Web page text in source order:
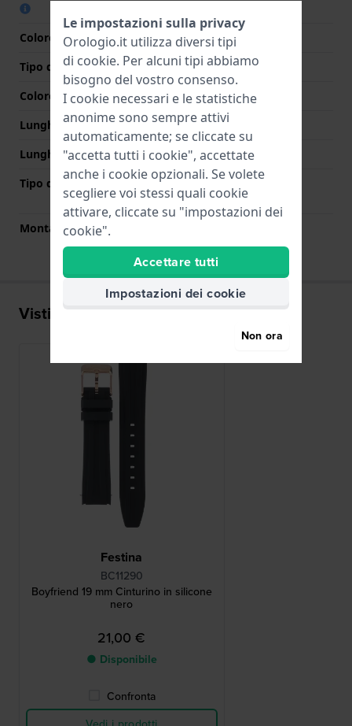
Colore cinturino
Nero
Tipo di chiusura
Fibbia
Colore Chiusura
Oro rosa
Lunghezza Parte Superiore
80 mm
Lunghezza Parte Inferiore
115 mm
Tipo di montatura
Perni a molla a sgancio
rapido
Montatura dritta
Visti di recente
Festina
BC11290
Boyfriend 19 mm Cinturino in silicone
nero
21,00 €
● Disponibile
Confronta
Le impostazioni sulla privacy
Orologio.it utilizza diversi tipi
di cookie. Per alcuni tipi abbiamo
bisogno del vostro consenso.
I cookie necessari e le statistiche
anonime sono sempre attivi
automaticamente; se cliccate su
"accetta tutti i cookie", accettate
anche i cookie opzionali. Se volete
scegliere voi stessi quali cookie
attivare, cliccate su "impostazioni dei
cookie".
Accettare tutti
Impostazioni dei cookie
Non ora